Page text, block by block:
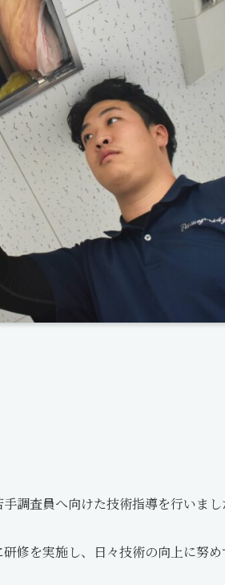
調査員へ向けた技術指導を行いまし
修を実施し、日々技術の向上に努め